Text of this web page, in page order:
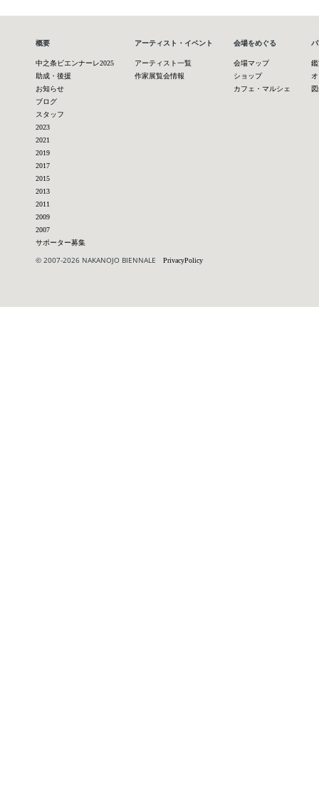
概要
中之条ビエンナーレ2025
助成・後援
お知らせ
ブログ
スタッフ
2023
2021
2019
2017
2015
2013
2011
2009
2007
サポーター募集
アーティスト・イベント
アーティスト一覧
作家展覧会情報
会場をめぐる
会場マップ
ショップ
カフェ・マルシェ
© 2007-2026 NAKANOJO BIENNALE PrivacyPolicy